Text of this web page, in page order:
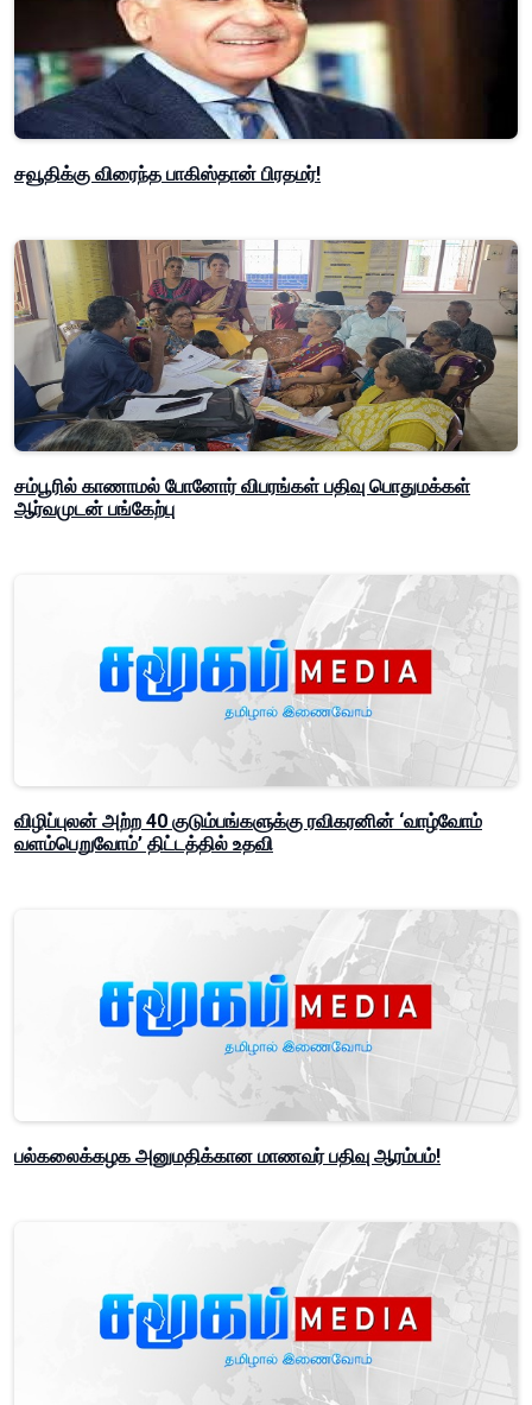
சவூதிக்கு விரைந்த பாகிஸ்தான் பிரதமர்!
சம்பூரில் காணாமல் போனோர் விபரங்கள் பதிவு பொதுமக்கள்
ஆர்வமுடன் பங்கேற்பு
விழிப்புலன் அற்ற 40 குடும்பங்களுக்கு ரவிகரனின் ‘வாழ்வோம்
வளம்பெறுவோம்’ திட்டத்தில் உதவி
பல்கலைக்கழக அனுமதிக்கான மாணவர் பதிவு ஆரம்பம்!